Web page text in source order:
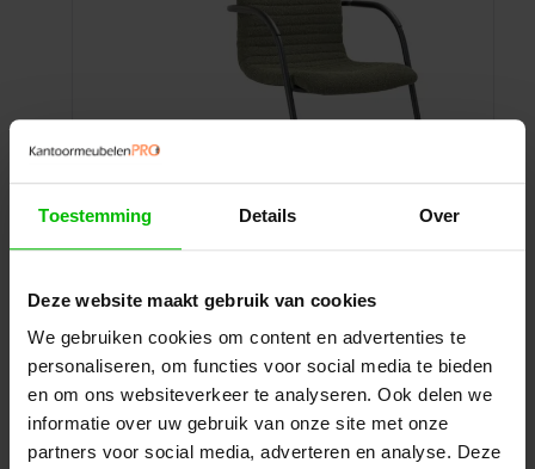
Toestemming Details Over
Deze website maakt gebruik van cookies
We gebruiken cookies om content en advertenties te
personaliseren, om functies voor social media te bieden
en om ons websiteverkeer te analyseren. Ook delen we
informatie over uw gebruik van onze site met onze
partners voor social media, adverteren en analyse. Deze
Vergaderstoel met een elegant sledeframe voor een
moderne uitstraling. Combineert hoogwaardig
representatieve vergaderruimtes.
Prijs per stuk €189,00 excl. BTW